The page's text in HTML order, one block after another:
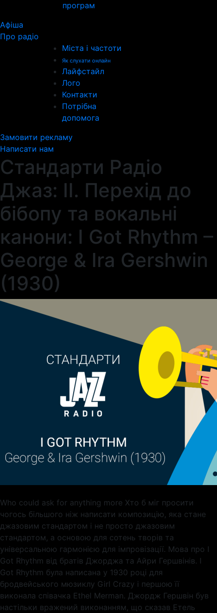
програм
Афіша
Про радіо
Міста і частоти
Як слухати онлайн
Лайфстайл
Лого
Контакти
Потрібна
допомога
Замовити рекламу
Написати нам
Стандарти Радіо
Джаз: II. Перехід до
бібопу та вокальні
канони: I Got Rhythm –
George & Ira Gershwin
(1930)
Who could ask for anything more Хто б міг просити
чогось більшого ніж написати композицію, яка стане
джазовим стандартом і не просто джазовим
стандартом, а основою для сотень творів та
універсальною гармонією для імпровізації. Мова про I
Got Rhythm від братів Джорджа та Айри Гершвінів. I
Got Rhythm була написана у 1930 році для
бродвейського мюзиклу Girl Crazy і першою її
виконала співачка Ethel Merman. Джордж Гершвін був
настільки вражений виконанням, що сказав Етель